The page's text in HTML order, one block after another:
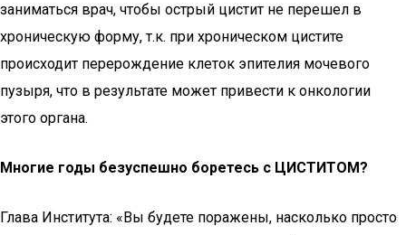
заниматься врач, чтобы острый цистит не перешел в
хроническую форму, т.к. при хроническом цистите
происходит перерождение клеток эпителия мочевого
пузыря, что в результате может привести к онкологии
этого органа.
Многие годы безуспешно боретесь с ЦИСТИТОМ?
Глава Института: «Вы будете поражены, насколько просто